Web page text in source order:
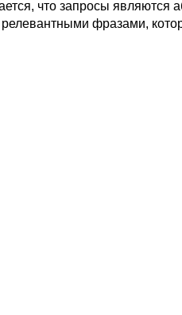
что запросы
фразами,